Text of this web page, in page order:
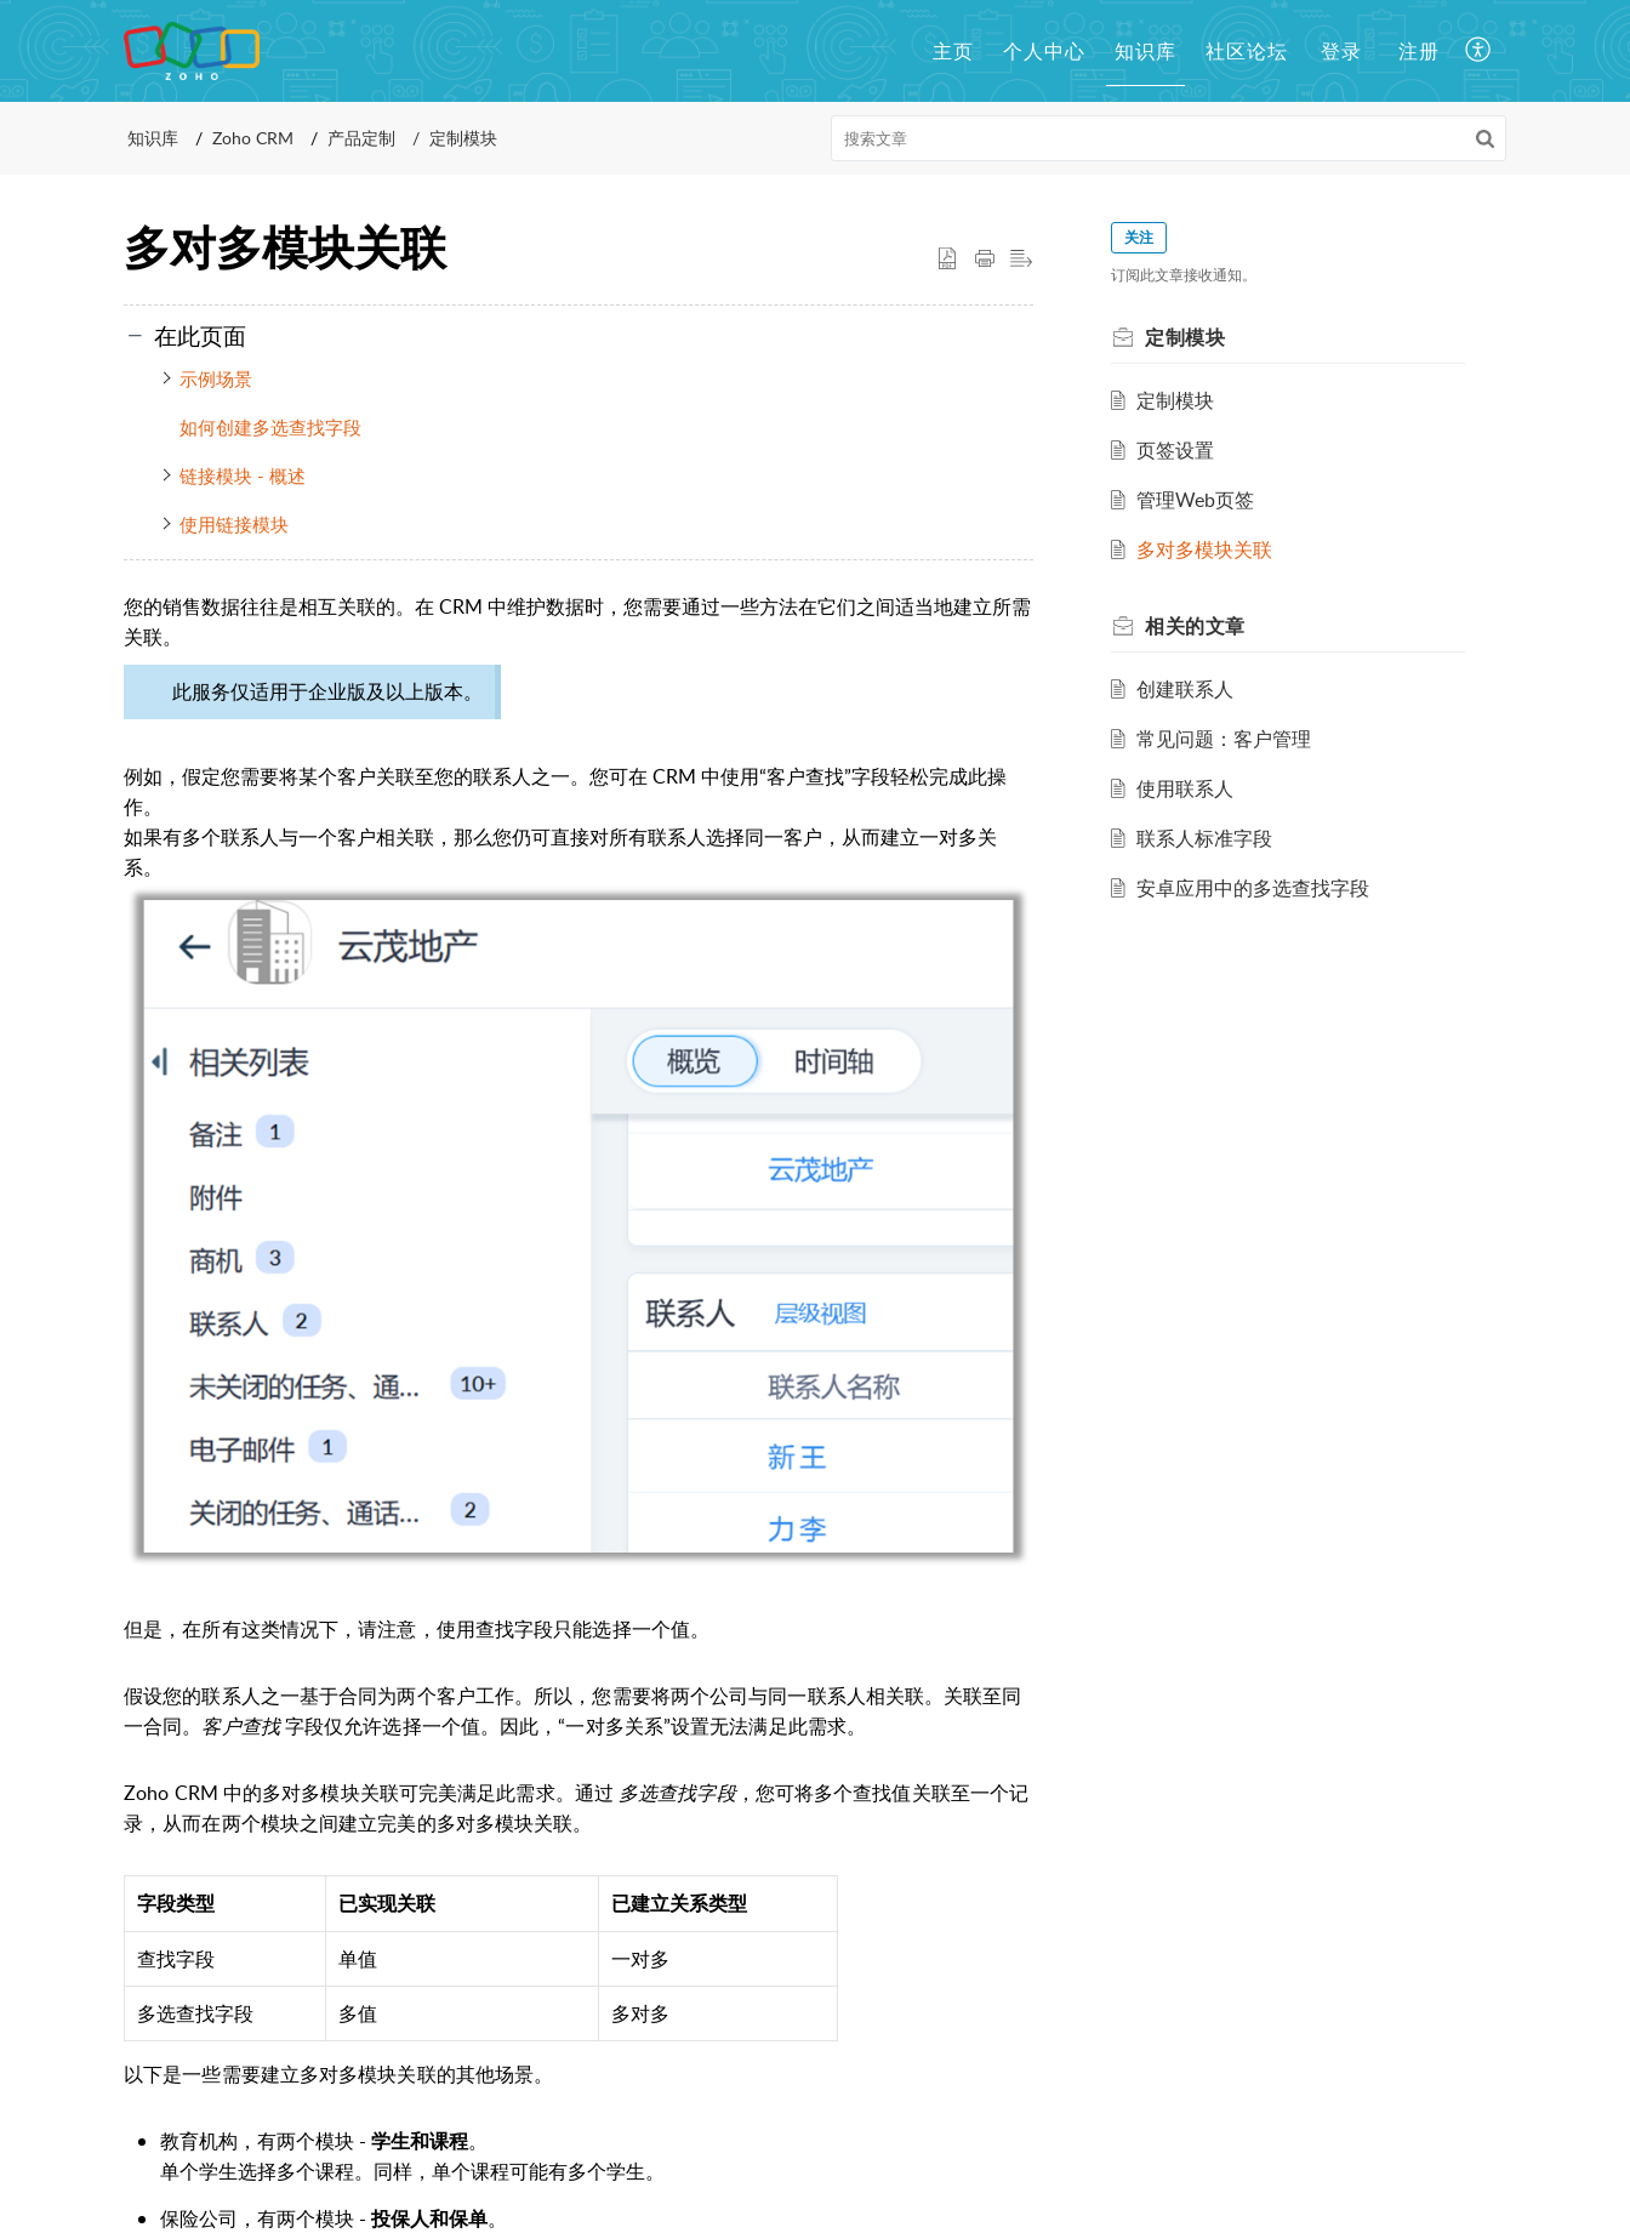
主页 个人中心 知识库 社区论坛 登录 注册
知识库 Zoho CRM 产品定制 定制模块
多对多模块关联
在此页面
示例场景
如何创建多选查找字段
链接模块 - 概述
使用链接模块
您的销售数据往往是相互关联的。在 CRM 中维护数据时，您需要通过一些方法在它们之间适当地建立所需
关联。
此服务仅适用于企业版及以上版本。
例如，假定您需要将某个客户关联至您的联系人之一。您可在 CRM 中使用“客户查找”字段轻松完成此操
作。
如果有多个联系人与一个客户相关联，那么您仍可直接对所有联系人选择同一客户，从而建立一对多关
系。
但是，在所有这类情况下，请注意，使用查找字段只能选择一个值。
假设您的联系人之一基于合同为两个客户工作。所以，您需要将两个公司与同一联系人相关联。关联至同
一合同。 客户查找字段仅允许选择一个值。因此，“一对多关系”设置无法满足此需求。
Zoho CRM 中的多对多模块关联可完美满足此需求。通过 多选查找字段，您可将多个查找值关联至一个记
录，从而在两个模块之间建立完美的多对多模块关联。
字段类型 已实现关联 已建立关系类型
查找字段 单值 一对多
多选查找字段 多值 多对多
以下是一些需要建立多对多模块关联的其他场景。
教育机构，有两个模块 - 学生和课程。
单个学生选择多个课程。同样，单个课程可能有多个学生。
保险公司，有两个模块 -投保人和保单。
关注
订阅此文章接收通知。
定制模块
定制模块
页签设置
管理Web页签
多对多模块关联
相关的文章
创建联系人
常见问题：客户管理
使用联系人
联系人标准字段
安卓应用中的多选查找字段